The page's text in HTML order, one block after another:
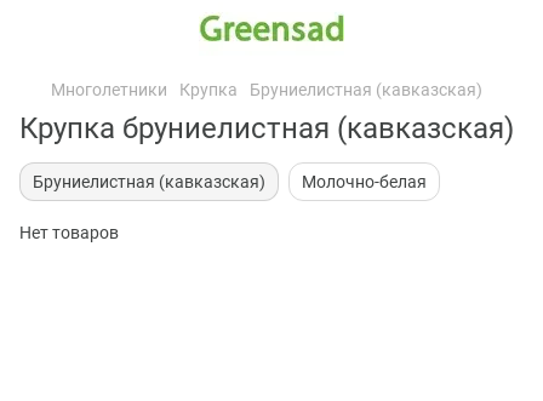
Многолетники Крупка Бруниелистная (кавказская)
Крупка бруниелистная (кавказская)
Бруниелистная (кавказская) Молочно-белая
Нет товаров